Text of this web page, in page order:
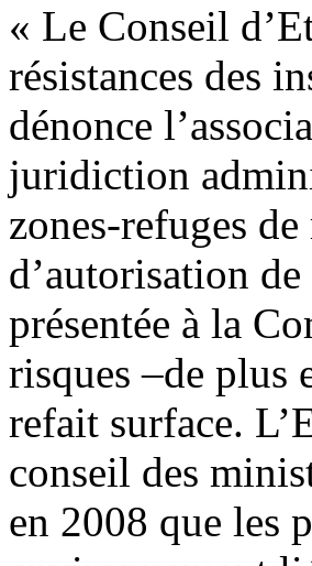
« Le Conseil
résistances des
dénonce
juridiction
zones-refuges
d’autorisation
présentée à la
risques –de plus
refait surface.
conseil des
en 2008 que les